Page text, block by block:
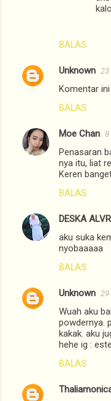
BALAS
Unknown
Komentar
BALAS
Moe Chan 8
Penasaran
nya itu, liat
Keren
BALAS
DESKA
aku suka
nyobaaaaa
BALAS
Unknown
Wuah aku
powdernya.
kakak. aku
hehe ig :
BALAS